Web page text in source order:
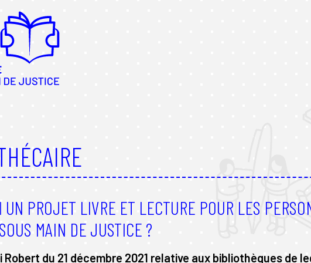
UN PROJET LIVRE ET LECTURE POUR LES
MAIN DE JUSTICE ?
Robert du 21 décembre 2021 relative aux bibliothèques de
ET DE L'ÉDUCATION
DE LA JEUNESSE (PJJ), DU